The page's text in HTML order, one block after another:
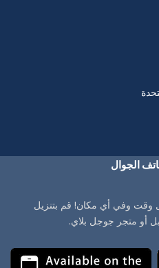
الجوال
وقت وفي أي مكان! قم بتنزيل
أو متجر جوجل بلاي.